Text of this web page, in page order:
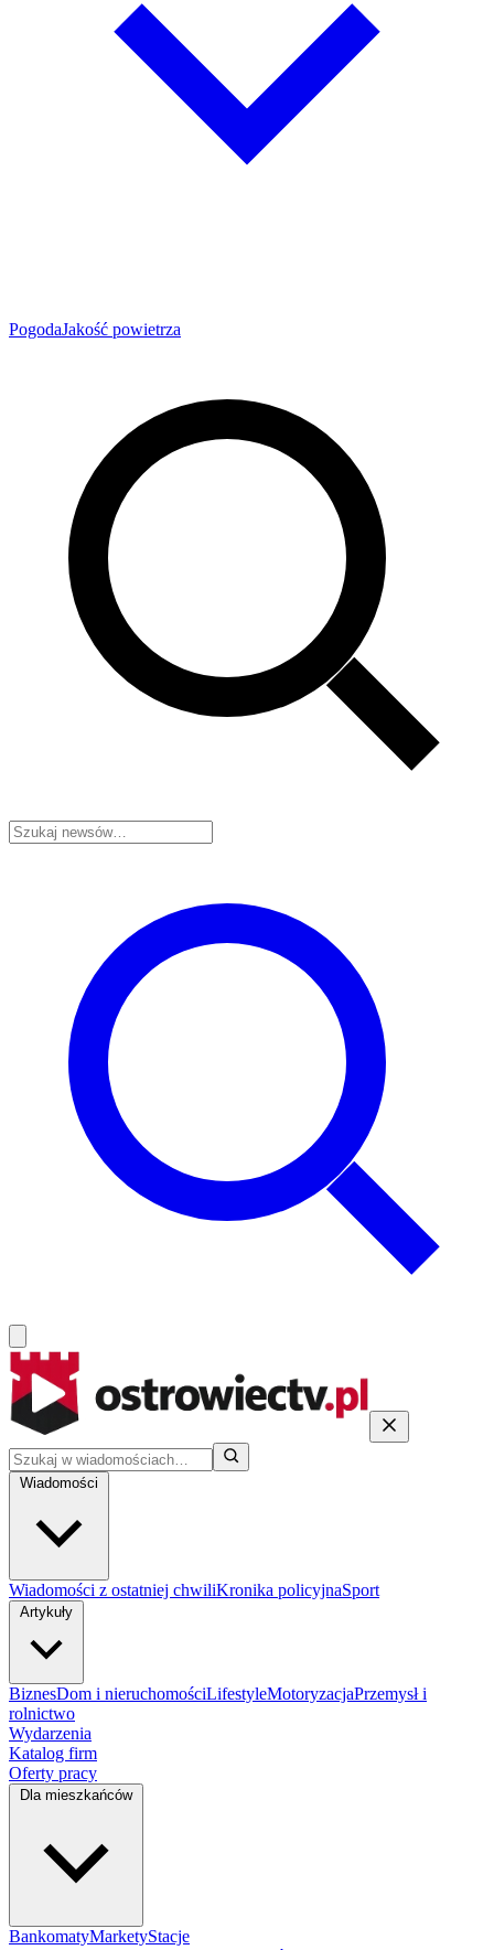
PogodaJakość powietrza
Wiadomości
Wiadomości z ostatniej chwiliKronika policyjnaSport
Artykuły
BiznesDom i nieruchomościLifestyleMotoryzacjaPrzemysł i
rolnictwo
Wydarzenia
Katalog firm
Oferty pracy
Dla mieszkańców
BankomatyMarketyStacje